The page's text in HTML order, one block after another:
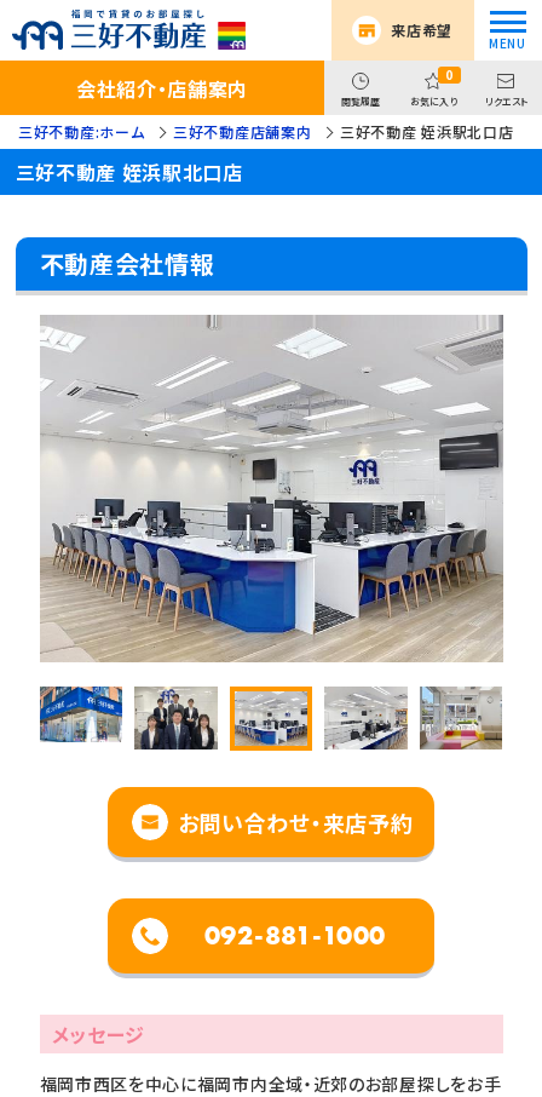
来店希望
会社紹介・店舗案内 閲覧履歴
0
お気に入り リクエスト
三好不動産:ホーム 三好不動産店舗案内 三好不動産 姪浜駅北口店
三好不動産 姪浜駅北口店
不動産会社情報
お問い合わせ・来店予約
092-881-1000
メッセージ
福岡市西区を中心に福岡市内全域・近郊のお部屋探しをお手